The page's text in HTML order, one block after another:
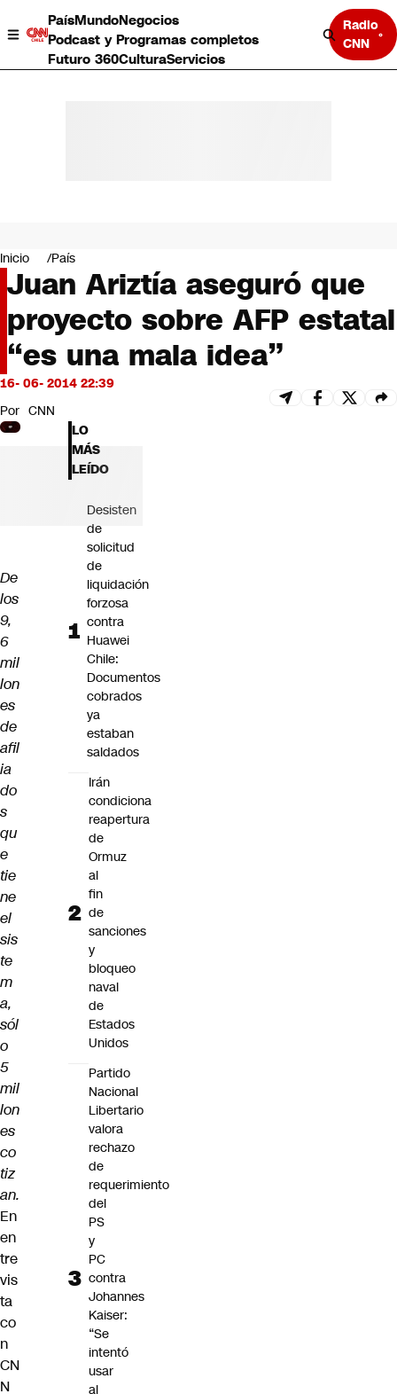
PaísMundoNegocios
Podcast y Programas completos
Futuro 360CulturaServicios
Radio
CNN
Negocios
Deportes
Programas completos
Cultura
Servicios
Bits
CNN tiempo
Futuro 360
Opinión
Inicio País
Juan Ariztía aseguró que
proyecto sobre AFP estatal
“es una mala idea”
16- 06- 2014 22:39
Por CNN
De
los
9,
6
mil
lon
es
de
afil
ia
do
s
qu
e
tie
ne
el
sis
te
m
a,
sól
o
5
mil
lon
es
co
tiz
an.
En
en
tre
vis
ta
co
n
CN
N
LO
MÁS
LEÍDO
Desisten
de
solicitud
de
liquidación
forzosa
contra
Huawei
Chile:
Documentos
cobrados
ya
estaban
saldados
Irán
condiciona
reapertura
de
Ormuz
al
fin
de
sanciones
y
bloqueo
naval
de
Estados
Unidos
Partido
Nacional
Libertario
valora
rechazo
de
requerimiento
del
PS
y
PC
contra
Johannes
Kaiser:
“Se
intentó
usar
al